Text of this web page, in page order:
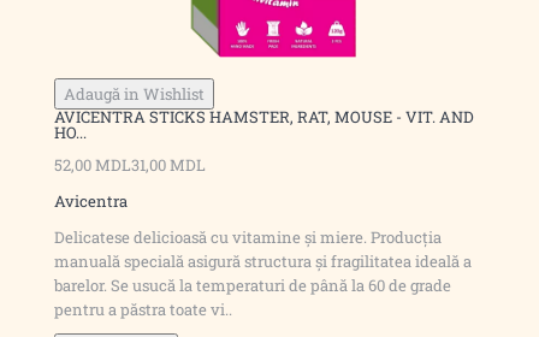
Adaugă in Wishlist
AVICENTRA STICKS HAMSTER, RAT, MOUSE - VIT. AND
HO...
52,00 MDL31,00 MDL
Avicentra
Delicatese delicioasă cu vitamine și miere. Producția
manuală specială asigură structura și fragilitatea ideală a
barelor. Se usucă la temperaturi de până la 60 de grade
pentru a păstra toate vi..